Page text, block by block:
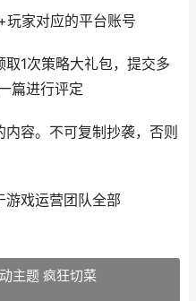
玩家对应的平台账号
1次策略大礼包，提交多
篇进行评定
容。不可复制抄袭，否则
游戏运营团队全部
主题 疯狂切菜